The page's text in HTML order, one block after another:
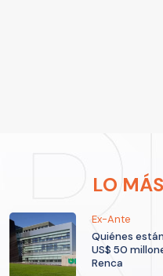
LO
Ex-Ante
Quiénes
US$ 50
Renca